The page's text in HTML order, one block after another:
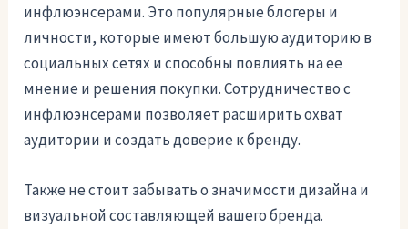
инфлюэнсерами. Это популярные блогеры и
личности, которые имеют большую аудиторию в
социальных сетях и способны повлиять на ее
мнение и решения покупки. Сотрудничество с
инфлюэнсерами позволяет расширить охват
аудитории и создать доверие к бренду.
Также не стоит забывать о значимости дизайна и
визуальной составляющей вашего бренда.